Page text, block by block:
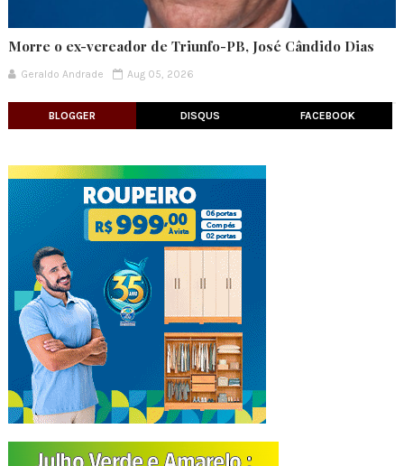
Morre o ex-vereador de Triunfo-PB, José Cândido Dias
Geraldo Andrade Aug 05, 2026
BLOGGER DISQUS FACEBOOK